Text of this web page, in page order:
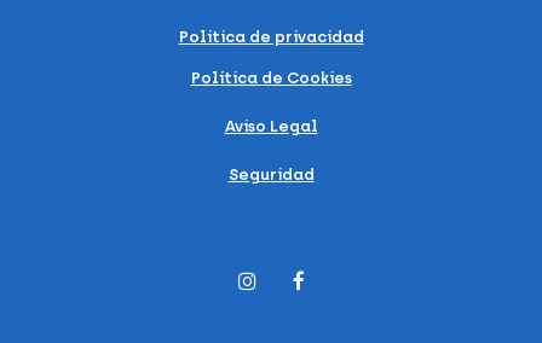
Política de privacidad
Política de Cookies
Aviso Legal
Seguridad